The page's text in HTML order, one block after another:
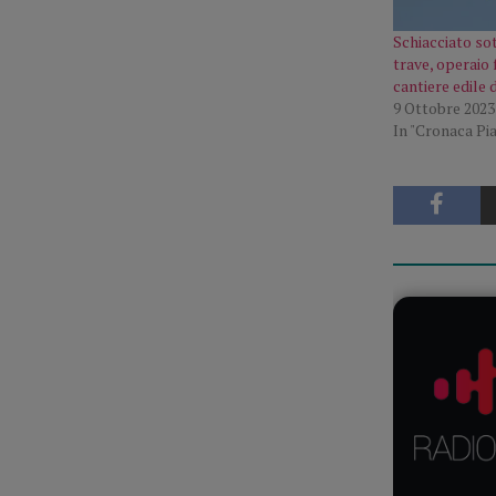
Schiacciato
trave, operaio
cantiere edile
9 Ottobre 2023
In "Cronaca